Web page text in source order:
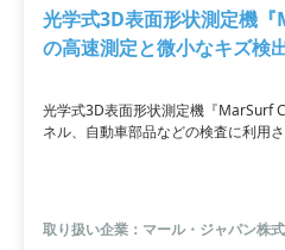
光学式3D表面形状測定機
の高速測定と微小なキズ検
光学式3D表面形状測定機『MarSurf
ネル、自動車部品などの検査に利用
定やキズの検出にかかる時間を短縮
192本のプロフィールを取得するク
測定も可能です。燃料電池では境界
出、触媒の蓄積検出、ガス拡散層（
取り扱い企業：マール・ジャパン株